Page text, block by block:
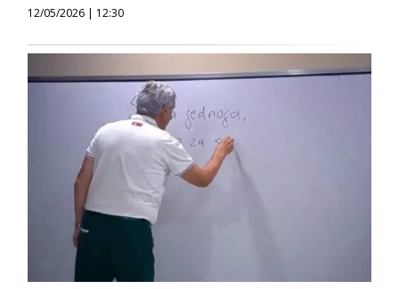
12/05/2026 | 12:30